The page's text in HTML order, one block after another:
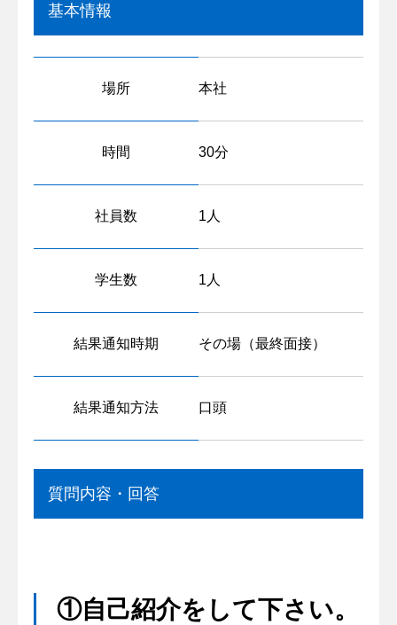
基本情報
場所 本社
時間 30分
社員数 1人
学生数 1人
結果通知時期 その場（最終面接）
結果通知方法 口頭
質問内容・回答
①自己紹介をして下さい。